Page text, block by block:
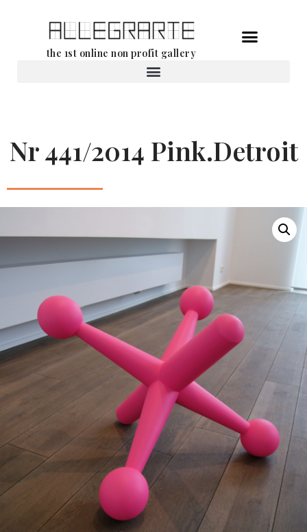
the 1st online non profit gallery
Nr 441/2014 Pink.Detroit